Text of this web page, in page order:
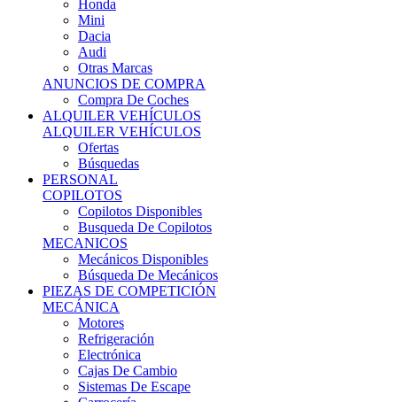
Dacia
Audi
Otras Marcas
ANUNCIOS DE COMPRA
Compra De Coches
ALQUILER VEHÍCULOS
ALQUILER VEHÍCULOS
Ofertas
Búsquedas
PERSONAL
COPILOTOS
Copilotos Disponibles
Busqueda De Copilotos
MECANICOS
Mecánicos Disponibles
Búsqueda De Mecánicos
PIEZAS DE COMPETICIÓN
MECÁNICA
Motores
Refrigeración
Electrónica
Cajas De Cambio
Sistemas De Escape
Carrocería
Depositos